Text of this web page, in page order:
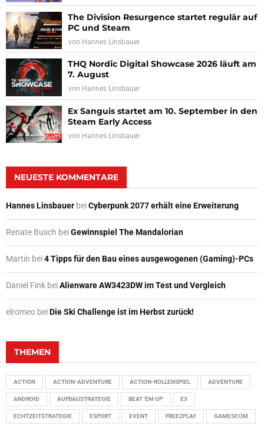
The Division Resurgence startet regulär auf
PC und Steam
von Hannes Linsbauer
THQ Nordic Digital Showcase 2026 läuft am
7. August
von Hannes Linsbauer
Ex Sanguis startet am 10. September in den
Steam Early Access
von Hannes Linsbauer
NEUESTE KOMMENTARE
Hannes Linsbauer beiCyberpunk 2077 erhält eine Erweiterung
Renate Busch beiGewinnspiel The Mandalorian
Martin bei4 Tipps für den Bau eines ausgewogenen (Gaming)-PCs
Daniel Fink beiAlienware AW3423DW im Test und Vergleich
elromeo beiDie Ski Challenge ist im Herbst zurück!
THEMEN
ACTION ACTION-ADVENTURE ACTION-ROLLENSPIEL ADVENTURE
ANDROID AUFBAUSTRATEGIE BEAT 'EM UP E3
ECHTZEITSTRATEGIE ESPORT EVENT FREE2PLAY GAMESCOM